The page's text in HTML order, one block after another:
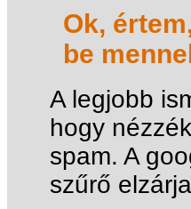
Ok,
be
A legjobb
hogy
spam. A
szűrő